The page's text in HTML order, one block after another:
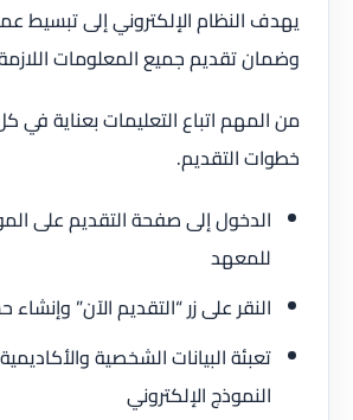
يهدف النظام الإلكتروني إلى تبسيط
وضمان تقديم جميع المعلومات
من المهم اتباع التعليمات بعناية
خطوات التقديم.
الدخول إلى صفحة التقديم على
للمعهد
النقر على زر “التقديم الآن”
تعبئة البيانات الشخصية
النموذج الإلكتروني